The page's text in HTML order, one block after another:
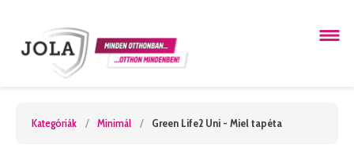
Kategóriák / Minimál / Green Life2 Uni - Miel tapéta